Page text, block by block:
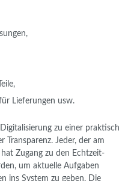
Lieferungen usw.
zu einer praktisch
Jeder, der am
Zugang zu den Echtzeit-
um aktuelle Aufgaben
ins System zu geben. Die